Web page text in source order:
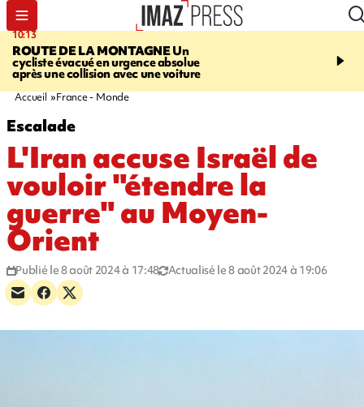
10:13
ROUTE DE LA MONTAGNEUn
cycliste évacué en urgence absolue
après une collision avec une voiture
12:23
peuvent éclater et
Accueil France - Monde
Escalade
L'Iran accuse Israël de
vouloir "étendre la
guerre" au Moyen-
Orient
Publié le 8 août 2024 à 17:48 Actualisé le 8 août 2024 à 19:06